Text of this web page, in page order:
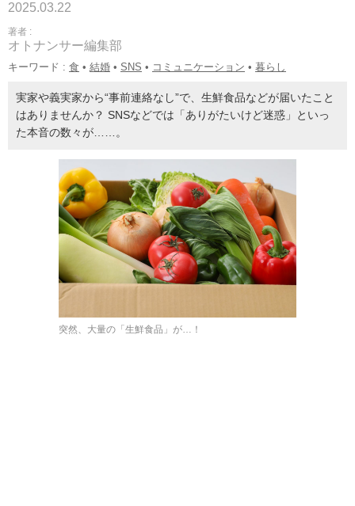
2025.03.22
著者 :
オトナンサー編集部
キーワード : 食 • 結婚 • SNS • コミュニケーション • 暮らし
実家や義実家から“事前連絡なし”で、生鮮食品などが届いたこと
はありませんか？ SNSなどでは「ありがたいけど迷惑」といっ
た本音の数々が……。
突然、大量の「生鮮食品」が…！